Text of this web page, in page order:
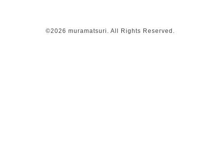
©2026 muramatsuri . All Rights Reserved.